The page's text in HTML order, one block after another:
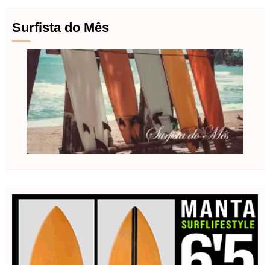
Surfista do Mês